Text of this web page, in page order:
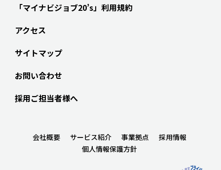
「マイナビジョブ20’s」利用規約
アクセス
サイトマップ
お問い合わせ
採用ご担当者様へ
会社概要 サービス紹介 事業拠点
採用情報
個人情報保護方針